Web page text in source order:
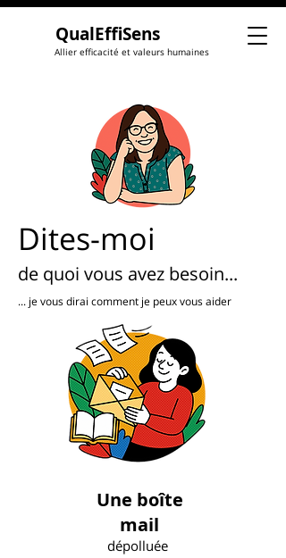
QualEffiSens
Allier efficacité et valeurs humaines
Dites-moi
de quoi vous avez besoin...
... je vous dirai comment je peux vous aider
Une boîte
mail
dépolluée